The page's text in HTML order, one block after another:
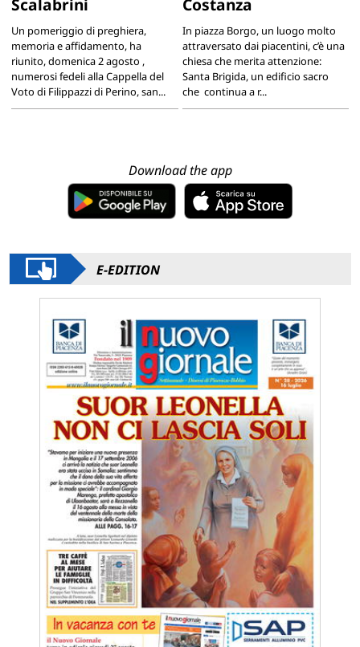
Scalabrini
Un pomeriggio di preghiera,
memoria e affidamento, ha
riunito, domenica 2 agosto ,
numerosi fedeli alla Cappella del
Voto di Filippazzi di Perino, san...
Costanza
In piazza Borgo, un luogo molto
attraversato dai piacentini, c’è una
chiesa che merita attenzione:
Santa Brigida, un edificio sacro
che continua a r...
Download the app
E-EDITION